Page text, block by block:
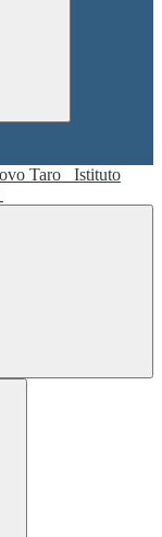
Istituto